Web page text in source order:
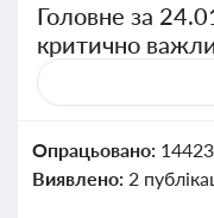
Головне за
критично
Опрацьовано:
Виявлено: 2